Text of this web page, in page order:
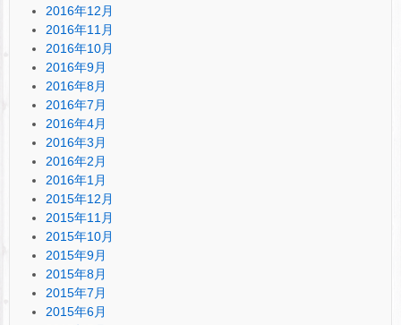
2016年12月
2016年11月
2016年10月
2016年9月
2016年8月
2016年7月
2016年4月
2016年3月
2016年2月
2016年1月
2015年12月
2015年11月
2015年10月
2015年9月
2015年8月
2015年7月
2015年6月